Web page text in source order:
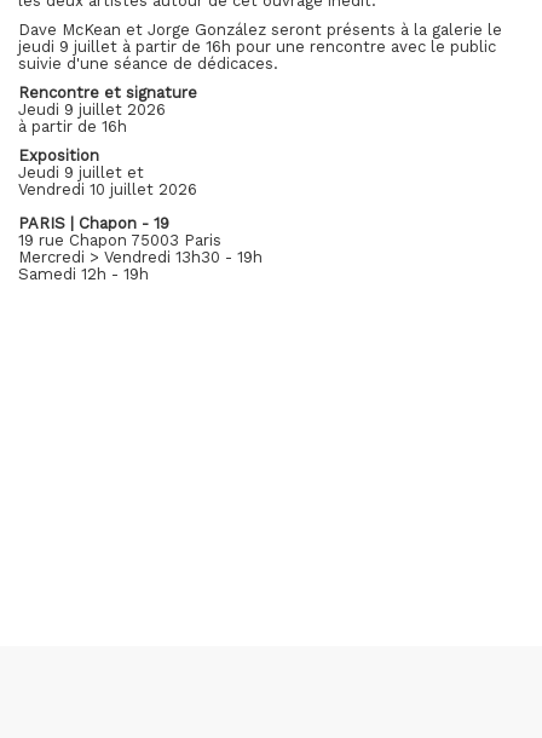
Dave McKean et Jorge González seront présents à la galerie le
jeudi 9 juillet à partir de 16h pour une rencontre avec le public
suivie d'une séance de dédicaces.
Rencontre et signature
Jeudi 9 juillet 2026
à partir de 16h
Exposition
Jeudi 9 juillet et
Vendredi 10 juillet 2026
PARIS | Chapon - 19
19 rue Chapon 75003 Paris
Mercredi > Vendredi 13h30 - 19h
Samedi 12h - 19h